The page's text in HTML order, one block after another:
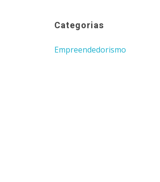
Categorias
Empreendedorismo